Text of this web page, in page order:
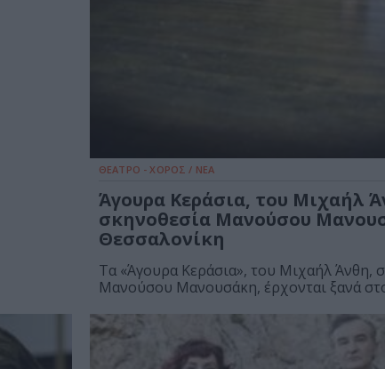
ΘΕΑΤΡΟ - ΧΟΡΟΣ / ΝΕΑ
Άγουρα Κεράσια, του Μιχαήλ
σκηνοθεσία Μανούσου
Θεσσαλονίκη
Τα «Άγουρα Κεράσια», του Μιχαήλ Άνθη,
Μανούσου Μανουσάκη, έρχονται ξανά